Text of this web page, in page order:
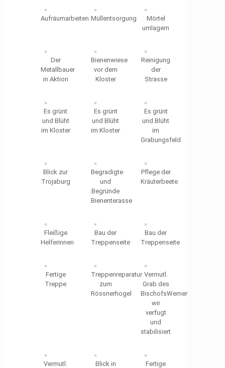
Aufräumarbeiten Müllentsorgung
Mörtel
umlagern
Der
Metallbauer
in Aktion
Bienenwiese
vor dem
Kloster
Reinigung
der
Strasse
Es grünt
und Blüht
im Kloster
Es grünt
und Blüht
im Kloster
Es grünt
und Blüht
im
Grabungsfeld
Blick zur
Trojaburg
Begradigte
und
Begründe
Bienenterasse
Pflege der
Kräuterbeete
Fleißige
Helferinnen
Bau der
Treppenseite
Bau der
Treppenseite
Fertige
Treppe
Treppenreparatur
zum
Rössnerhogel
Vermutl.
Grab des
BischofsWerner
wir
verfugt
und
stabilisiert
Vermutl.
Blick in
Fertige